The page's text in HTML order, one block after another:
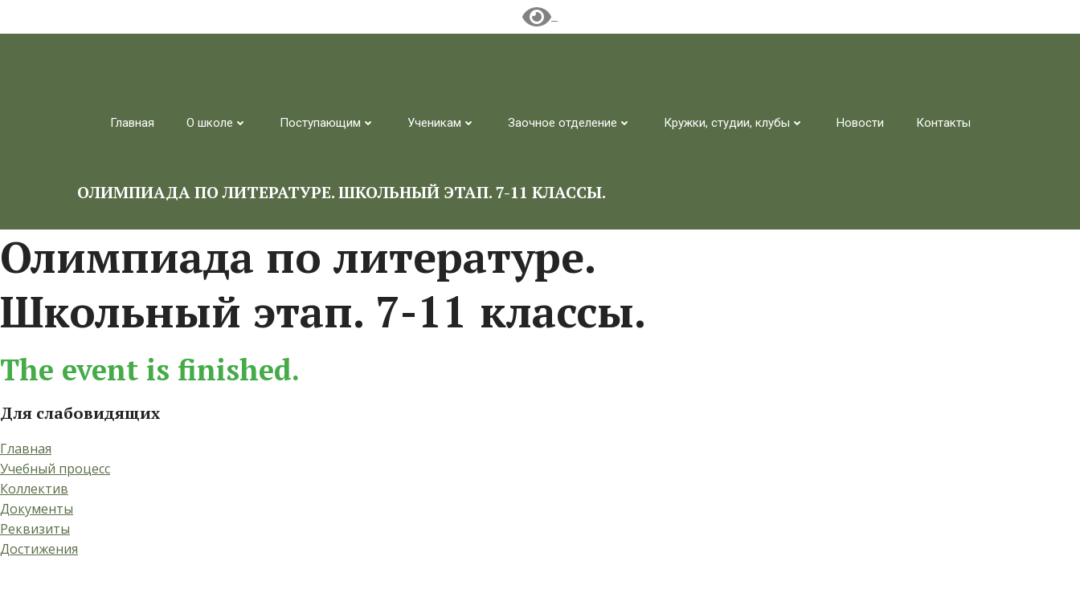
Главная О школе Поступающим Ученикам Заочное отделение Кружки, студии, клубы Новости Контакты
ОЛИМПИАДА ПО ЛИТЕРАТУРЕ. ШКОЛЬНЫЙ ЭТАП. 7-11 КЛАССЫ.
Олимпиада по литературе.
Школьный этап. 7-11 классы.
The event is finished.
Для слабовидящих
Главная
Учебный процесс
Коллектив
Документы
Реквизиты
Достижения